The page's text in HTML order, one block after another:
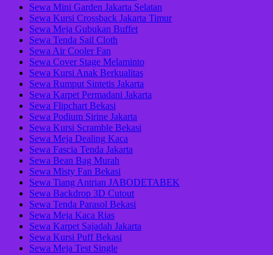
Sewa Mini Garden Jakarta Selatan
Sewa Kursi Crossback Jakarta Timur
Sewa Meja Gubukan Buffet
Sewa Tenda Sail Cloth
Sewa Air Cooler Fan
Sewa Cover Stage Melaminto
Sewa Kursi Anak Berkualitas
Sewa Rumput Sintetis Jakarta
Sewa Karpet Permadani Jakarta
Sewa Flipchart Bekasi
Sewa Podium Sirine Jakarta
Sewa Kursi Scramble Bekasi
Sewa Meja Dealing Kaca
Sewa Fascia Tenda Jakarta
Sewa Bean Bag Murah
Sewa Misty Fan Bekasi
Sewa Tiang Antrian JABODETABEK
Sewa Backdrop 3D Cutout
Sewa Tenda Parasol Bekasi
Sewa Meja Kaca Rias
Sewa Karpet Sajadah Jakarta
Sewa Kursi Puff Bekasi
Sewa Meja Test Single